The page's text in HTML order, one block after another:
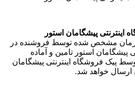
پیشگامان استور
زمان مشخص شده توسط فروشنده در
پیشگامان استور تامین و آماده
پیک فروشگاه اینترنتی پیشگامان
ارسال خواهد شد.